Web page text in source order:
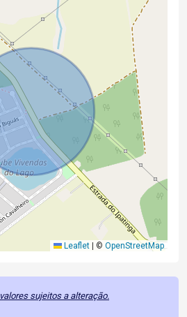
Leaflet © OpenStreetMap
valores sujeitos a alteração.